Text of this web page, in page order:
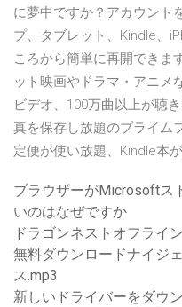
に夢中ですか？アカウント
プ、タブレット、Kindle、
ころから簡単に再開できま
ット映画やドラマ・アニメ
ビデオ、100万曲以上が聴
真を保存し放題のプライム
定便が使い放題、Kindle本
ブラウザーがMicrosoftス
いのはなぜですか
ドラゴンネストオフライ
無料ダウンロードナイジ
ス.mp3
新しいドライバーをダウ